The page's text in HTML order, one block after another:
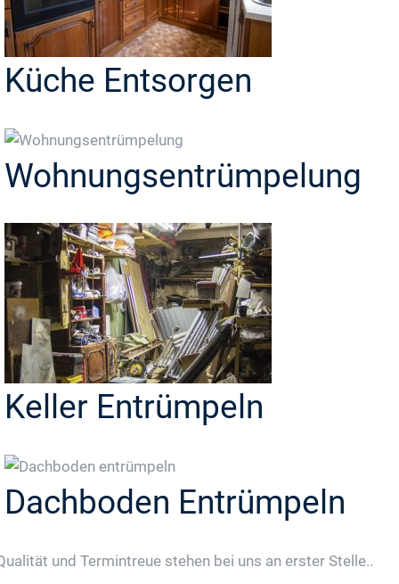
Küche Entsorgen
Wohnungsentrümpelung
Keller Entrümpeln
Dachboden Entrümpeln
und Termintreue stehen bei uns an erster Stelle..